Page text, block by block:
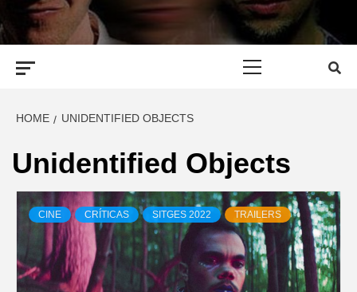
HOME UNIDENTIFIED OBJECTS
Unidentified Objects
CINE CRÍTICAS SITGES 2022 TRAILERS